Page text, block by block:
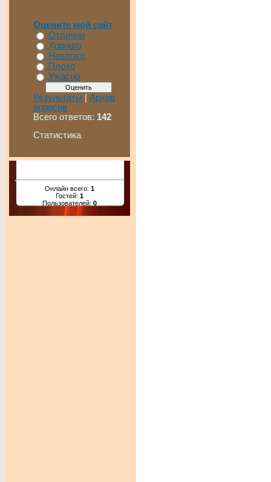
Оцените мой сайт
Отлично
Хорошо
Неплохо
Плохо
Ужасно
Результаты | Архив
опросов
Всего ответов: 142
Статистика
Онлайн всего: 1
Гостей: 1
Пользователей: 0